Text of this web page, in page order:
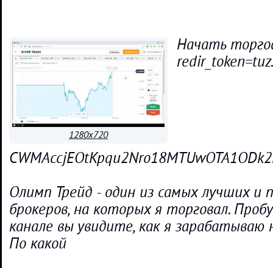
1280x720
Начать
Олимп Трейд - один из самых лучших и
брокеров, на которых я торговал.
канале вы увидите, как я зарабатываю
По какой